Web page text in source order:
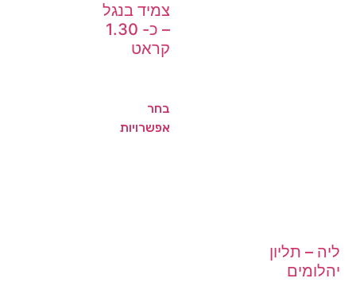
צמיד בנגל
– כ- 1.30
קראט
בחר
אפשרויות
ליה – תליון
יהלומים